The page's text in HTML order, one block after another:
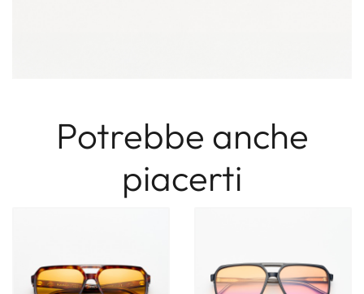
Potrebbe anche
piacerti